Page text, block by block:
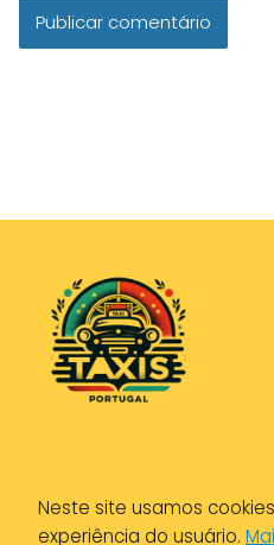
Política de Privacidade
Política de Cookies
Neste site usamos
experiência do usuário.